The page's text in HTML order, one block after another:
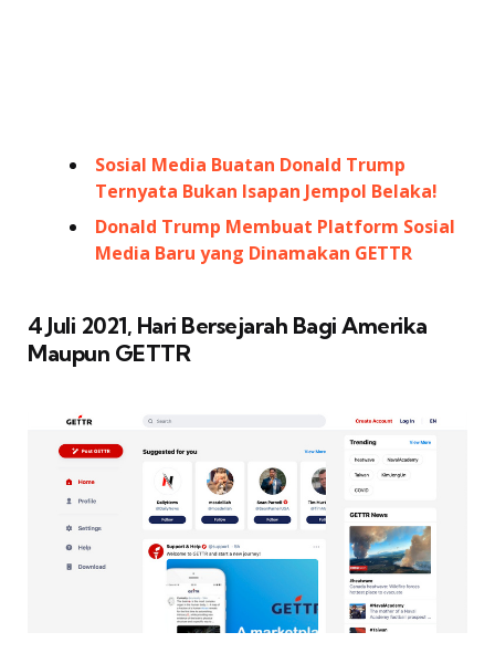
Sosial Media Buatan Donald Trump
Ternyata Bukan Isapan Jempol Belaka!
Donald Trump Membuat Platform Sosial
Media Baru yang Dinamakan GETTR
4 Juli 2021, Hari Bersejarah Bagi Amerika
Maupun GETTR